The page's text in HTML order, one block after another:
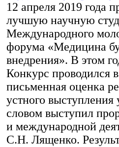
12 апреля 2019 года
лучшую научную
Международного
форума «Медицина
внедрения». В этом
Конкурс проводился
письменная оценка
устного
словом выступил
и международной
С.Н. Лященко.